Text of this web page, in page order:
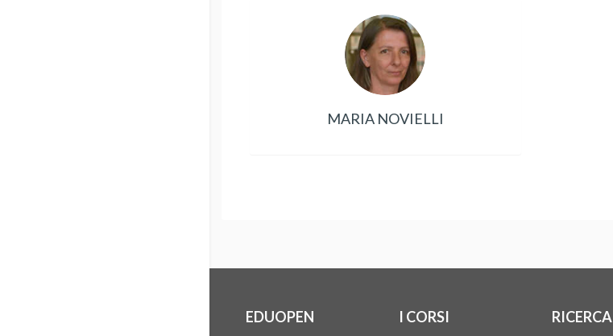
MARIA NOVIELLI
EDUOPEN I CORSI RICERCA